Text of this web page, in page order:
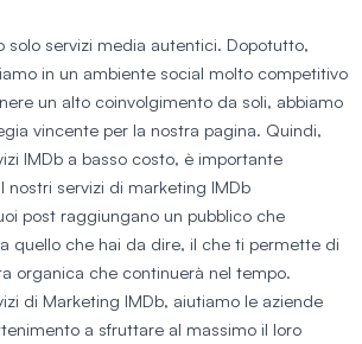
solo servizi media autentici. Dopotutto,
in un ambiente social molto competitivo
un alto coinvolgimento da soli, abbiamo
vincente per la nostra pagina. Quindi,
IMDb a basso costo, è importante
nostri servizi di marketing IMDb
post raggiungano un pubblico che
quello che hai da dire, il che ti permette di
organica che continuerà nel tempo.
di Marketing IMDb, aiutiamo le aziende
a sfruttare al massimo il loro